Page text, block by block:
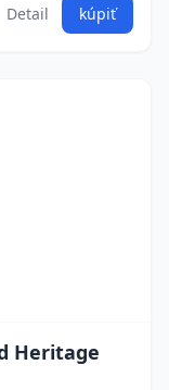
Detail kúpiť
Heritage